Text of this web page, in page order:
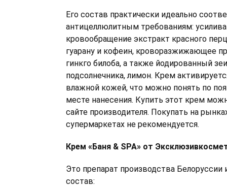
Его состав практически идеально
антицеллюлитным требованиям:
кровообращение экстракт красного
гуарану и кофеин, кроворазжижающее
гинкго билоба, а также йодированный
подсолнечника, лимон. Крем
влажной кожей, что можно понять по
месте нанесения. Купить этот крем
сайте производителя. Покупать на
супермаркетах не рекомендуется.
Крем «Баня & SPA» от
Это препарат производства Белоруссии
состав: